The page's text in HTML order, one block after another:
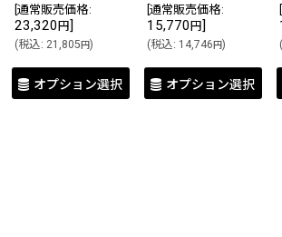
通常販売価格:
23,320 円]
(税込: 21,805円)
オプション選択
通常販売価格:
15,770 円]
(税込: 14,746円)
オプション選択
(